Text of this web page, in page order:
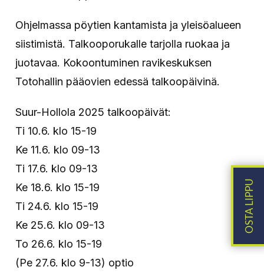
Ohjelmassa pöytien kantamista ja yleisöalueen
siistimistä. Talkooporukalle tarjolla ruokaa ja
juotavaa. Kokoontuminen ravikeskuksen
Totohallin pääovien edessä talkoopäivinä.
Suur-Hollola 2025 talkoopäivät:
Ti 10.6. klo 15-19
Ke 11.6. klo 09-13
Ti 17.6. klo 09-13
Ke 18.6. klo 15-19
Ti 24.6. klo 15-19
Ke 25.6. klo 09-13
To 26.6. klo 15-19
(Pe 27.6. klo 9-13) optio